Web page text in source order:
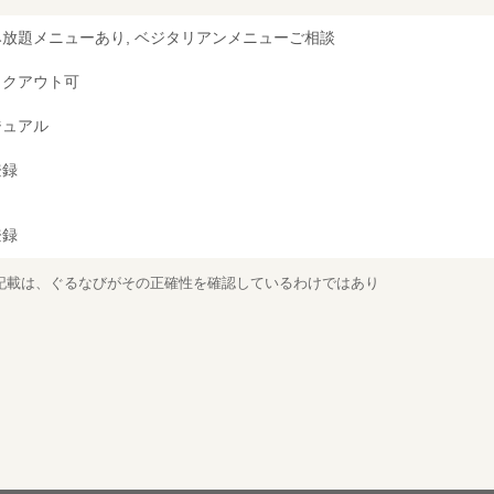
題メニューあり, ベジタリアンメニューご相談
アウト可
アル
は、ぐるなびがその正確性を確認しているわけではあり